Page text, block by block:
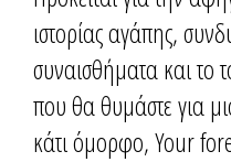
ιστορίας αγάπης,
συναισθήματα και το
που θα θυμάστε για
κάτι όμορφο, Your